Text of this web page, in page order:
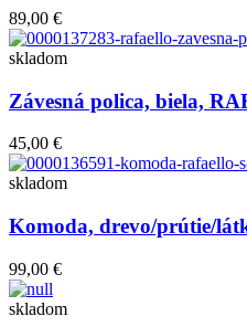
89,00 €
skladom
Závesná polica, biela,
45,00 €
skladom
Komoda, drevo/prútie/
99,00 €
skladom